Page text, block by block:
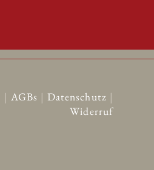
| AGBs | Datenschutz |
Widerruf